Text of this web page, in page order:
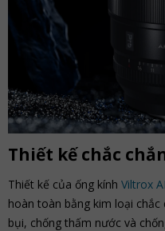
Thiết kế chắc
Thiết kế của ống kính Viltrox
hoàn toàn bằng kim loại chắc
bụi, chống thấm nước và